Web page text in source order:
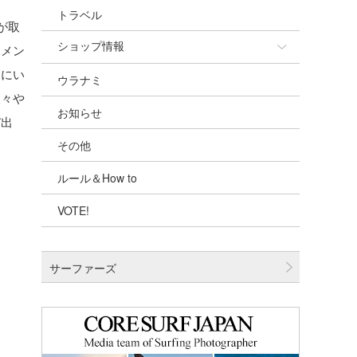
取
ン
い
や
トラベル
ショップ情報
ショップ情報
湘南
千葉北
伊豆
千葉南
四国
沖縄
ウラナミ
お知らせ
その他
ルール＆How to
VOTE!
サーファーズ